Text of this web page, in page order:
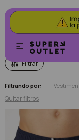

Filtrando por:
Quitar filtros